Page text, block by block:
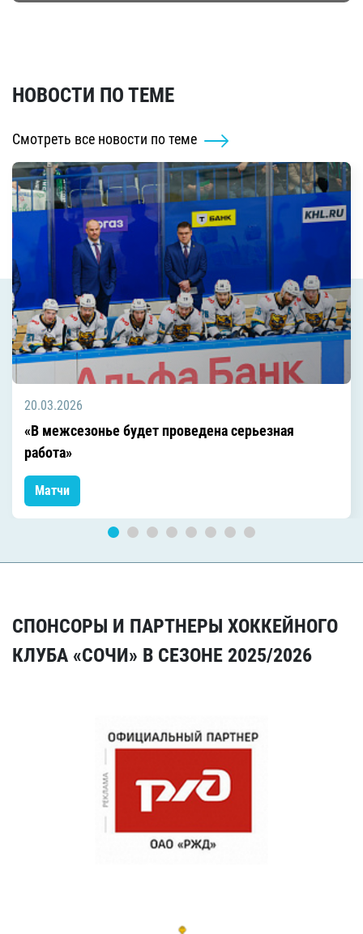
НОВОСТИ ПО ТЕМЕ
Смотреть все новости по теме
20.03.2026
«В межсезонье будет проведена серьезная
работа»
Матчи
СПОНСОРЫ И ПАРТНЕРЫ ХОККЕЙНОГО
КЛУБА «СОЧИ» В СЕЗОНЕ 2025/2026